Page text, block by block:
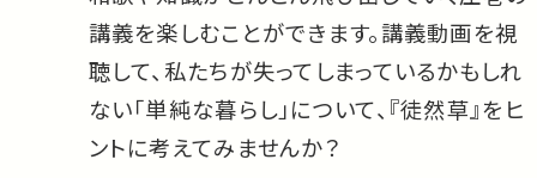
講義を楽しむことができます。講義動画を視
聴して、私たちが失ってしまっているかもしれ
ない「単純な暮らし」について、『徒然草』をヒ
ントに考えてみませんか？